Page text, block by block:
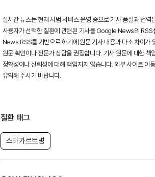
실시간 뉴스는 현재 시범 서비스 운영 중으로 기사 품질과 번
사용자가 선택한 질환에 관련된 기사를 Google News의
News RSS를 기반으로 하기에 원문 기사 내용과 다소 차이가
원문 확인이나 전문가 상담을 권장합니다. 기사 원문에 대한 책
정확성이나 신뢰성에 대해 책임지지 않습니다. 외부 사이트 이
유의해 주시기 바랍니다.
질환 태그
스타가르트병